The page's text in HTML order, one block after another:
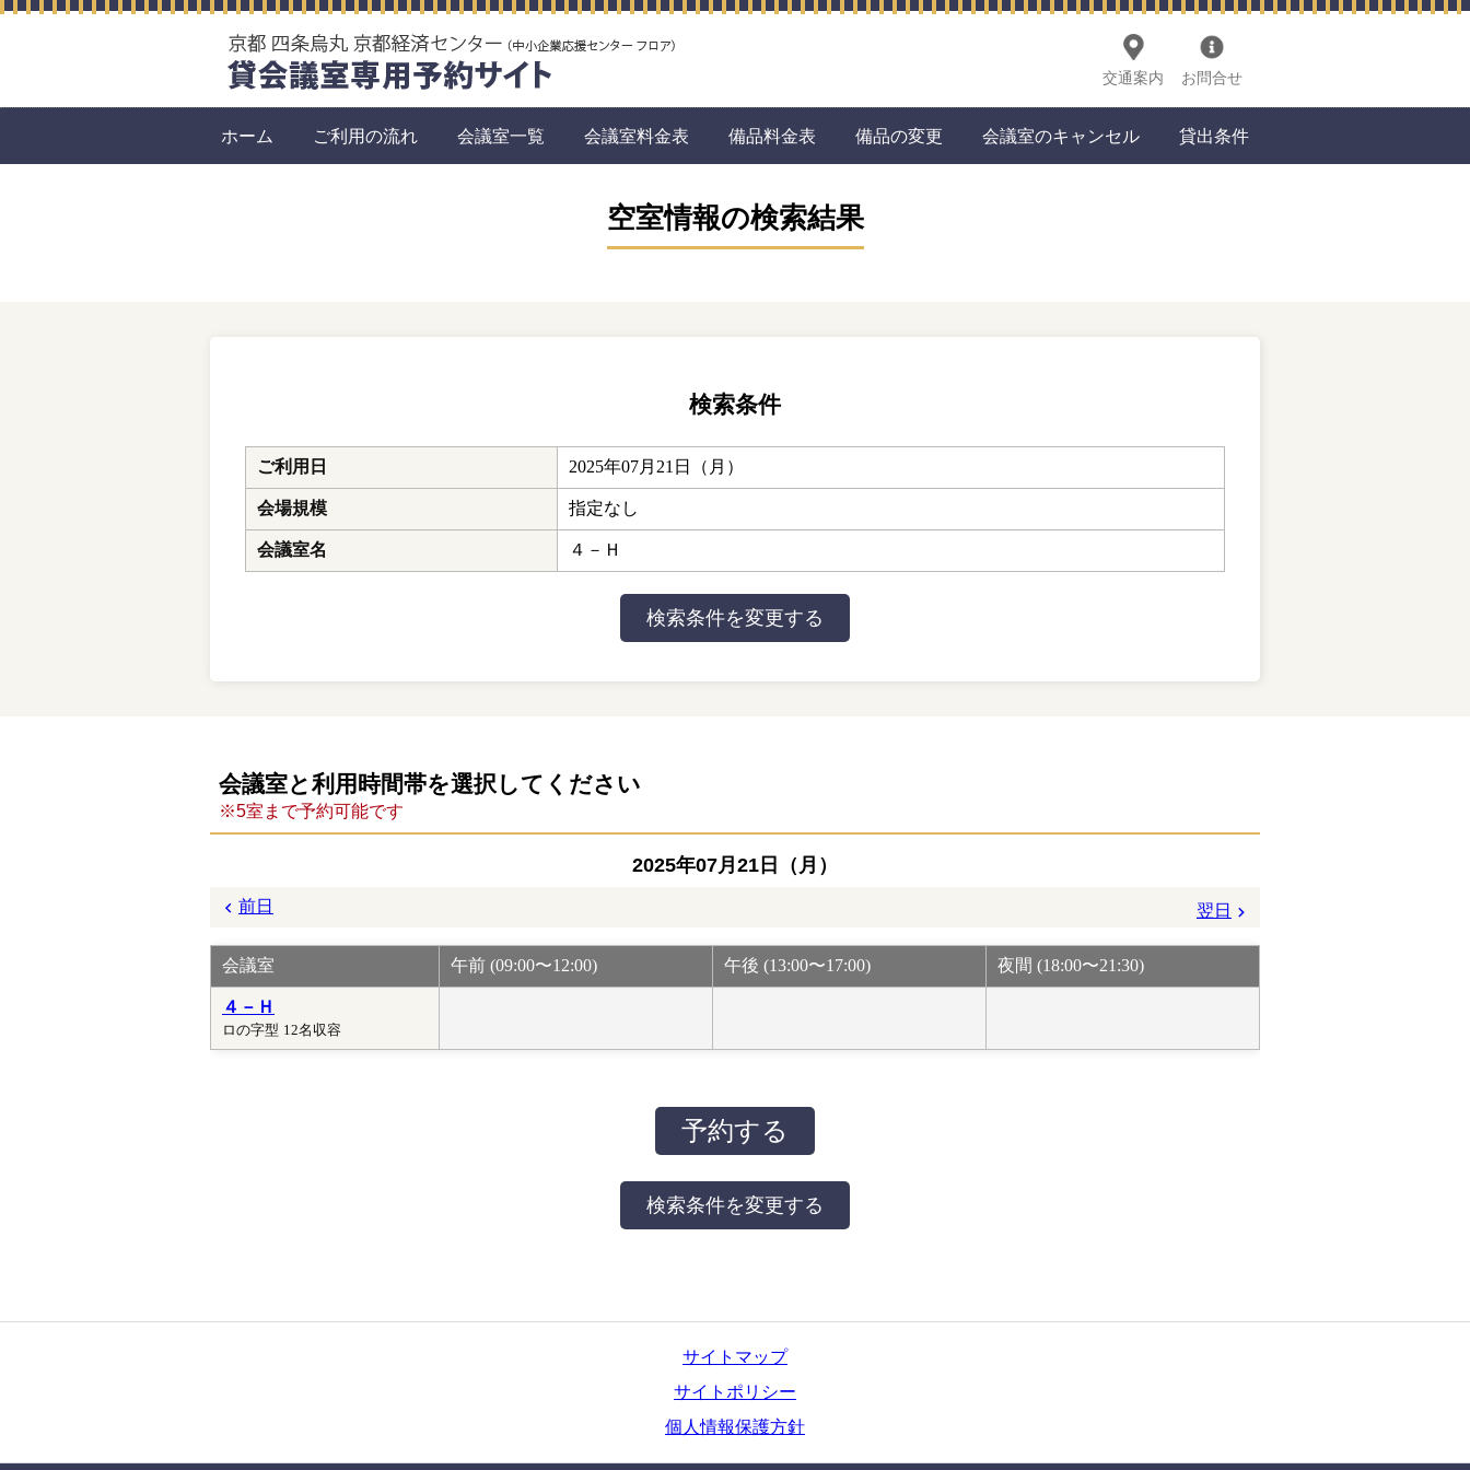
交通案内 お問合せ
ホーム ご利用の流れ 会議室一覧 会議室料金表 備品料金表 備品の変更 会議室のキャンセル 貸出条件
空室情報の検索結果
検索条件
ご利用日 2025年07月21日（月）
会場規模 指定なし
会議室名 ４－Ｈ
会議室と利用時間帯を選択してください
※5室まで予約可能です
2025年07月21日（月）
前日 翌日
会議室 午前 (09:00〜12:00) 午後 (13:00〜17:00) 夜間 (18:00〜21:30)
４－Ｈ
ロの字型 12名収容
サイトマップ
サイトポリシー
個人情報保護方針